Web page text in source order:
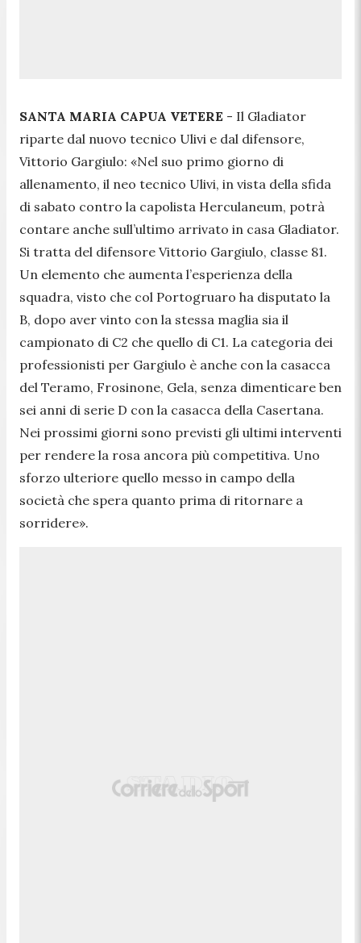
SANTA MARIA CAPUA VETERE - Il Gladiator
riparte dal nuovo tecnico Ulivi e dal difensore,
Vittorio Gargiulo: «Nel suo primo giorno di
allenamento, il neo tecnico Ulivi, in vista della sfida
di sabato contro la capolista Herculaneum, potrà
contare anche sull’ultimo arrivato in casa Gladiator.
Si tratta del difensore Vittorio Gargiulo, classe 81.
Un elemento che aumenta l’esperienza della
squadra, visto che col Portogruaro ha disputato la
B, dopo aver vinto con la stessa maglia sia il
campionato di C2 che quello di C1. La categoria dei
professionisti per Gargiulo è anche con la casacca
del Teramo, Frosinone, Gela, senza dimenticare ben
sei anni di serie D con la casacca della Casertana.
Nei prossimi giorni sono previsti gli ultimi interventi
per rendere la rosa ancora più competitiva. Uno
sforzo ulteriore quello messo in campo della
società che spera quanto prima di ritornare a
sorridere».